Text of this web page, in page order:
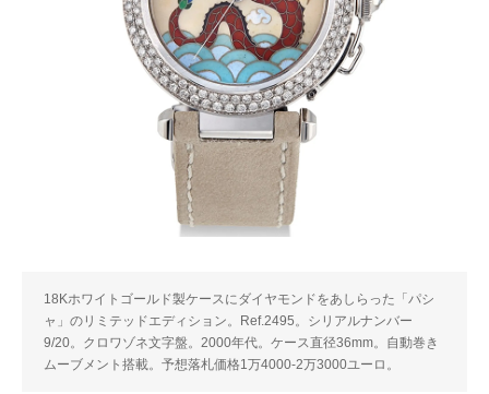
18Kホワイトゴールド製ケースにダイヤモンドをあしらった「パシ
ャ」のリミテッドエディション。Ref.2495。シリアルナンバー
9/20。クロワゾネ文字盤。2000年代。ケース直径36mm。自動巻き
ムーブメント搭載。予想落札価格1万4000-2万3000ユーロ。